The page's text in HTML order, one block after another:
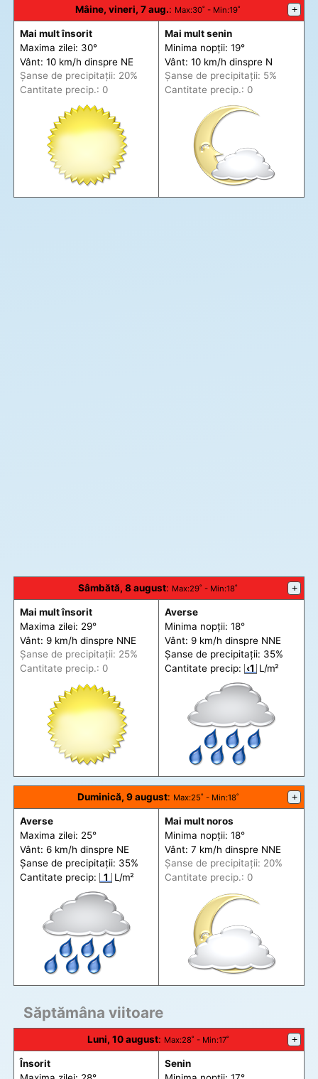
Mâine, vineri, 7 aug.: Max:30˚ - Min:19˚ +
Mai mult însorit
Maxima zilei: 30°
Vânt: 10 km/h dinspre NE
Șanse de precipitații: 20%
Cantitate precip.: 0
Mai mult senin
Minima nopții: 19°
Vânt: 10 km/h dinspre N
Șanse de precipitații: 5%
Cantitate precip.: 0
Sâmbătă, 8 august: Max:29˚ - Min:18˚ +
Mai mult însorit
Maxima zilei: 29°
Vânt: 9 km/h dinspre NNE
Șanse de precipitații: 25%
Cantitate precip.: 0
Averse
Minima nopții: 18°
Vânt: 9 km/h dinspre NNE
Șanse de precipitații: 35%
Cantitate precip: ‹1 L/m²
Duminică, 9 august: Max:25˚ - Min:18˚ +
Averse
Maxima zilei: 25°
Vânt: 6 km/h dinspre NE
Șanse de precipitații: 35%
Cantitate precip:
1 L/m²
Mai mult noros
Minima nopții: 18°
Vânt: 7 km/h dinspre NNE
Șanse de precipitații: 20%
Cantitate precip.: 0
Săptămâna viitoare
Luni, 10 august: Max:28˚ - Min:17˚ +
Însorit
Senin